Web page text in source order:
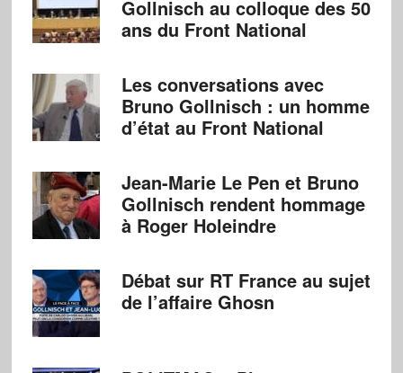
Gollnisch au colloque des 50
ans du Front National
Les conversations avec
Bruno Gollnisch : un homme
d’état au Front National
Jean-Marie Le Pen et Bruno
Gollnisch rendent hommage
à Roger Holeindre
Débat sur RT France au sujet
de l’affaire Ghosn